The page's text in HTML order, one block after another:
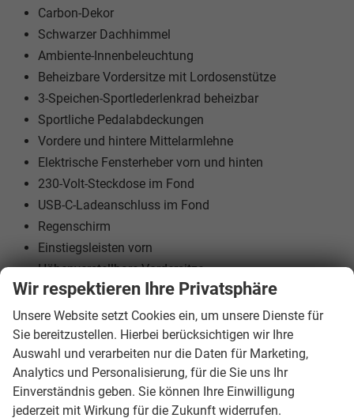
Carbon-Dekor
Schwarzer Dachhimmel
Ambiente-Innenbeleuchtung
Beheizbare Vordersitze mit Lordosenstütze
3-Speichen-Sportlederlenkrad beheizbar
Sportliche Pedalabdeckungen
Vordere und hintere Mittelarmlehne
Elektrische Fensterheber vorn und hinten
230-Volt-Steckdose im Fond
USB-C-Ladeanschluss im Fond
Regenschirm
Einstiegsleisten vorn
Höhenverstellbare Vordersitze
Geteilte und umklappbare Rücksitzlehne
Multimedia & Komfort:
Navigationssystem mit Sprachsteuerung
Wir respektieren Ihre Privatsphäre
Unsere Website setzt Cookies ein, um unsere Dienste für
Sie bereitzustellen. Hierbei berücksichtigen wir Ihre
Auswahl und verarbeiten nur die Daten für Marketing,
Analytics und Personalisierung, für die Sie uns Ihr
Einverständnis geben. Sie können Ihre Einwilligung
jederzeit mit Wirkung für die Zukunft widerrufen.